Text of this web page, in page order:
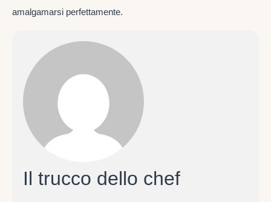
amalgamarsi perfettamente.
Il trucco dello chef